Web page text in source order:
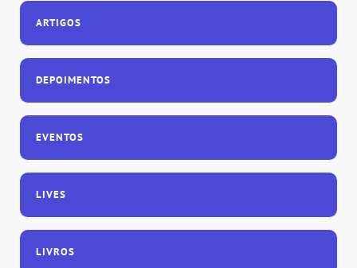
ARTIGOS
DEPOIMENTOS
EVENTOS
LIVES
LIVROS